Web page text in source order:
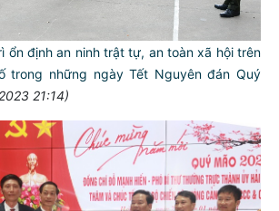
ổn định an ninh trật tự, an toàn xã hội trên
trong những ngày Tết Nguyên đán Quý
21:14)